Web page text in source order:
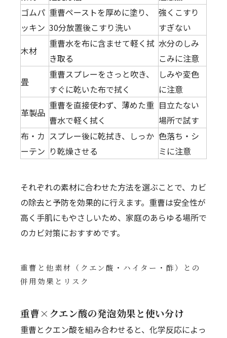
ゴムパ
ッキン
重曹ペーストを厚めに塗り、
30分放置後こすり洗い
強くこすり
すぎない
木材
重曹水を布に含ませて軽く拭
き取る
水分のしみ
こみに注意
畳
重曹スプレーをさっと吹き、
すぐに乾いた布で拭く
しみや変色
に注意
革製品
重曹を直接使わず、薄めた重
曹水で軽く拭く
目立たない
場所で試す
布・カ
ーテン
スプレー後に乾拭き、しっか
り乾燥させる
色落ち・シ
ミに注意
それぞれの素材に合わせた方法を選ぶことで、カビ
の除去と予防を効果的に行えます。重曹は安全性が
高く手肌にもやさしいため、家庭のあらゆる場所で
のカビ対策におすすめです。
重曹と他素材（クエン酸・ハイター・酢）との
併用効果とリスク
重曹×クエン酸の発泡効果と使い分け
重曹とクエン酸を組み合わせると、化学反応によっ